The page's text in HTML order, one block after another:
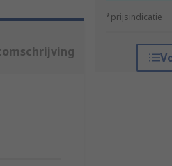
*prijsindicatie